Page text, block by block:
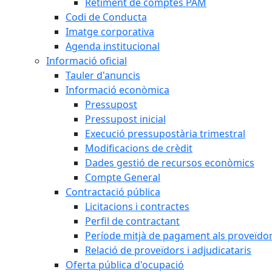
Codi de Conducta
Imatge corporativa
Agenda institucional
Informació oficial
Tauler d'anuncis
Informació econòmica
Pressupost
Pressupost inicial
Execució pressupostària trimestral
Modificacions de crèdit
Dades gestió de recursos econòmics
Compte General
Contractació pública
Licitacions i contractes
Perfil de contractant
Període mitjà de pagament als
Relació de proveïdors i adjudicataris
Oferta pública d'ocupació